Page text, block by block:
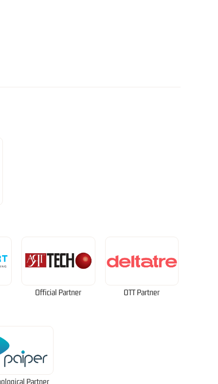
Official Partner OTT Partner
Partner